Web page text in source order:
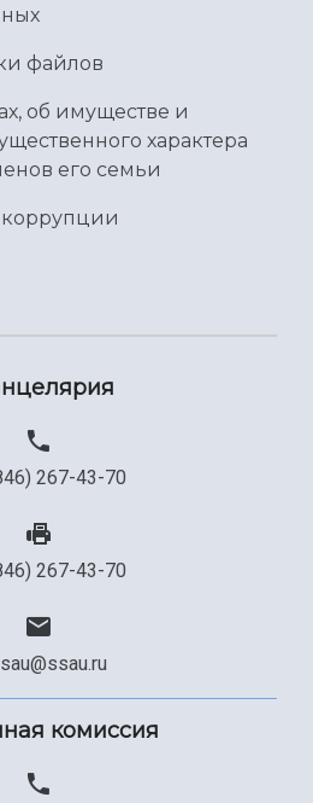
файлов
об имуществе и
характера
его семьи
267-43-70
267-43-70
комиссия